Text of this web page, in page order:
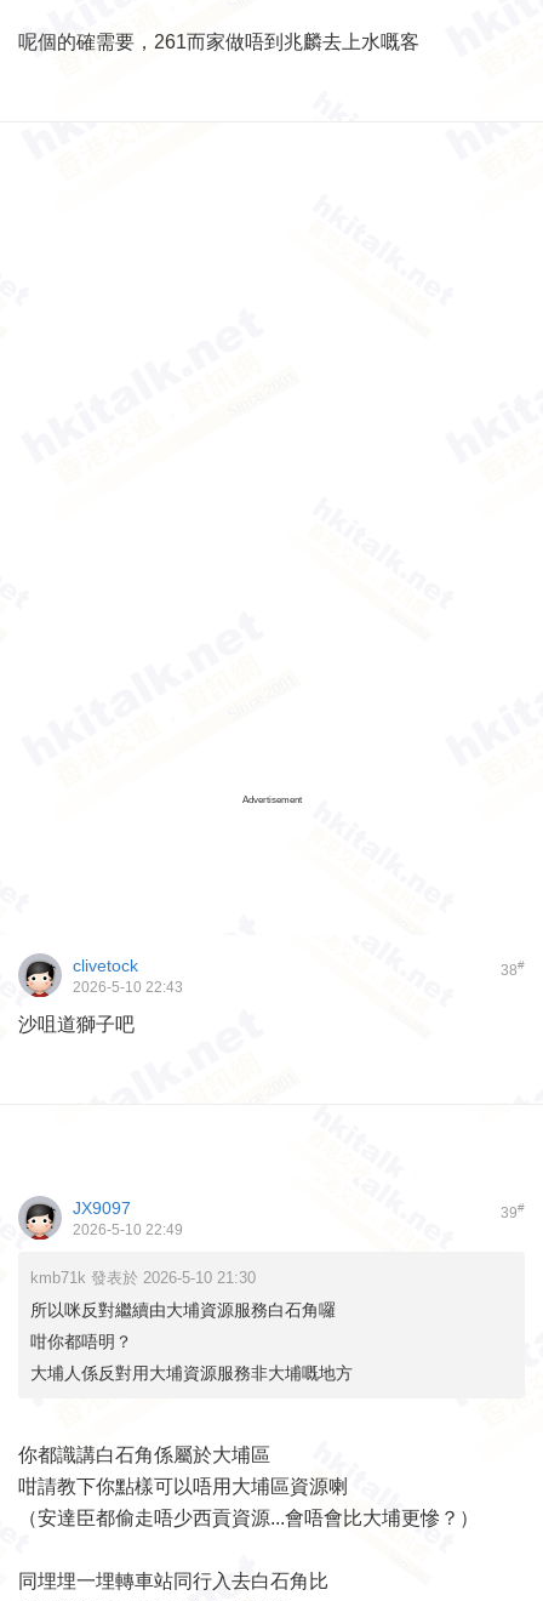
呢個的確需要，261而家做唔到兆麟去上水嘅客
Advertisement
38#
clivetock
2026-5-10 22:43
沙咀道獅子吧
39#
JX9097
2026-5-10 22:49
kmb71k 發表於 2026-5-10 21:30
所以咪反對繼續由大埔資源服務白石角囉
咁你都唔明？
大埔人係反對用大埔資源服務非大埔嘅地方
你都識講白石角係屬於大埔區
咁請教下你點樣可以唔用大埔區資源喇
（安達臣都偷走唔少西貢資源...會唔會比大埔更慘？）
同埋埋一埋轉車站同行入去白石角比